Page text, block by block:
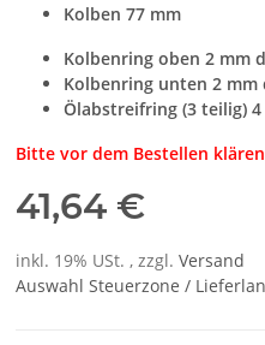
Kolben 77 mm
Kolbenring oben 2 mm
Kolbenring unten 2 mm
Ölabstreifring (3 teilig)
Bitte vor dem Bestellen
41,64 €
inkl. 19% USt. , zzgl. Versand
Auswahl Steuerzone /